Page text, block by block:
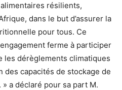
résilients,
dans le but d’assurer la
pour tous. Ce
ferme à participer
les dérèglements climatiques
des capacités de stockage de
a déclaré pour sa part M.